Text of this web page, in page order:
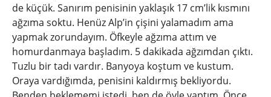
de küçük. Sanırım penisinin yaklaşık 17 cm’lik kısmını
ağzıma soktu. Henüz Alp’in çişini yalamadım ama
yapmak zorundayım. Öfkeyle ağzıma attım ve
homurdanmaya başladım. 5 dakikada ağzımdan çıktı.
Tuzlu bir tadı vardır. Banyoya koştum ve kustum.
Oraya vardığımda, penisini kaldırmış bekliyordu.